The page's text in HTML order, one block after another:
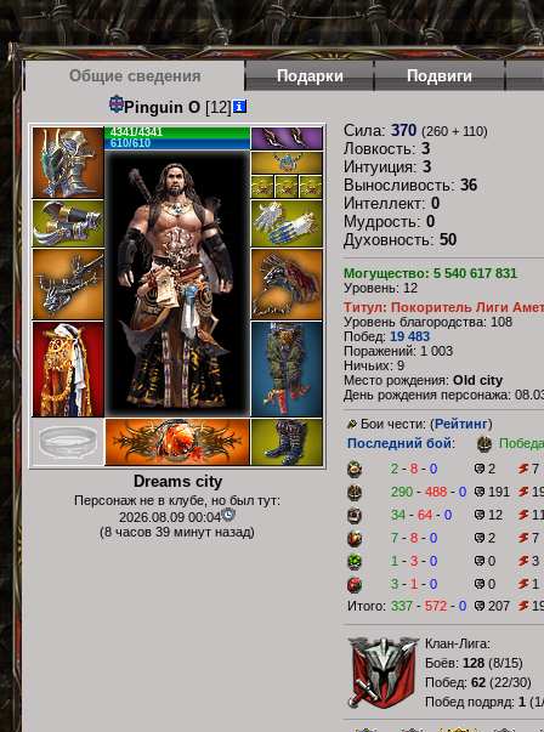
Общие сведения Подарки Подвиги
Pinguin O[12]
4341/4341
610/610
Dreams city
Персонаж не в клубе, но был тут:
2026.08.09 00:04
(8 часов 39 минут назад)
Сила: 370 (260 + 110)
Ловкость: 3
Интуиция: 3
Выносливость: 36
Интеллект: 0
Мудрость: 0
Духовность: 50
Могущество: 5 540 617 831
Уровень: 12
Титул: Покоритель Лиги
Уровень благородства: 108
Побед: 19 483
Поражений: 1 003
Ничьих: 9
Место рождения: Old city
День рождения персонажа:
Бои чести: (Рейтинг)
Последний бой:
Победа
2 - 8 - 0 2
7
290 - 488 - 0 191
34 - 64 - 0 12
7 - 8 - 0 2
7
1 - 3 - 0 0
3
3 - 1 - 0 0
1
Итого: 337 - 572 - 0 207
Клан-Лига:
Боёв: 128 (8/15)
Побед: 62 (22/30)
Побед подряд: 1 (